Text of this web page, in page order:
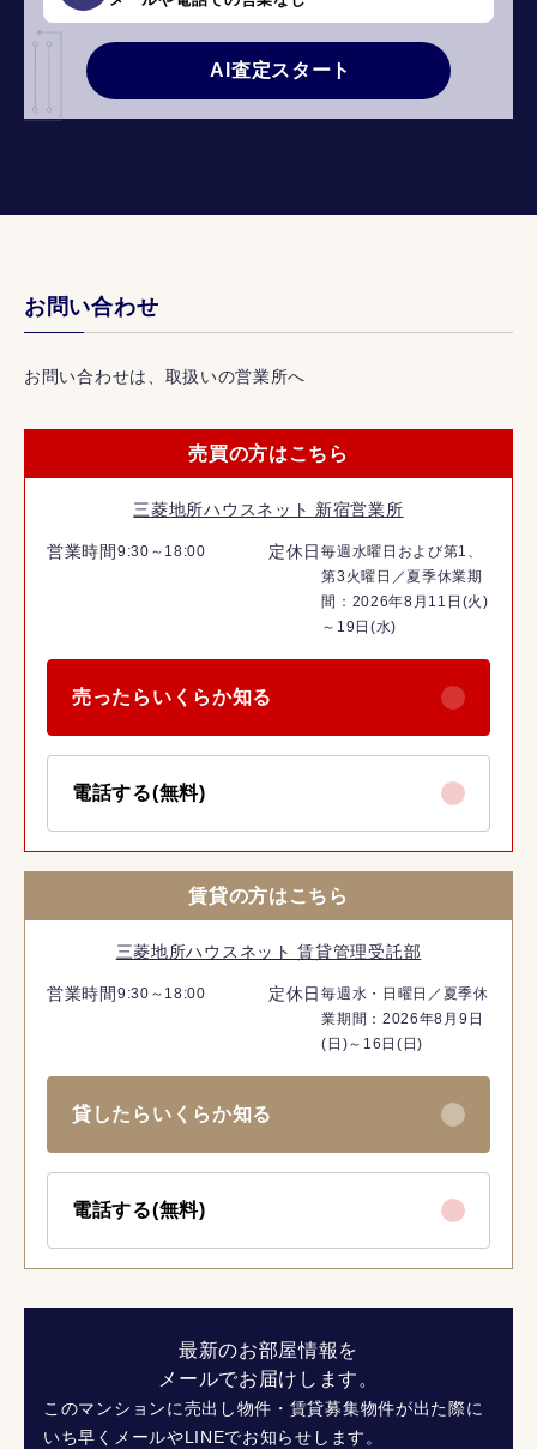
AI査定スタート
お問い合わせ
お問い合わせは、取扱いの営業所へ
売買の方はこちら
三菱地所ハウスネット 新宿営業所
営業時間 9:30～18:00 定休日毎週水曜日および第1、
第3火曜日／夏季休業期
間：2026年8月11日(火)
～19日(水)
売ったらいくらか知る
電話する(無料)
賃貸の方はこちら
三菱地所ハウスネット 賃貸管理受託部
営業時間 9:30～18:00 定休日毎週水・日曜日／夏季休
業期間：2026年8月9日
(日)～16日(日)
貸したらいくらか知る
電話する(無料)
最新のお部屋情報を
メールでお届けします。
このマンションに売出し物件・賃貸募集物件が出た際に
いち早くメールやLINEでお知らせします。